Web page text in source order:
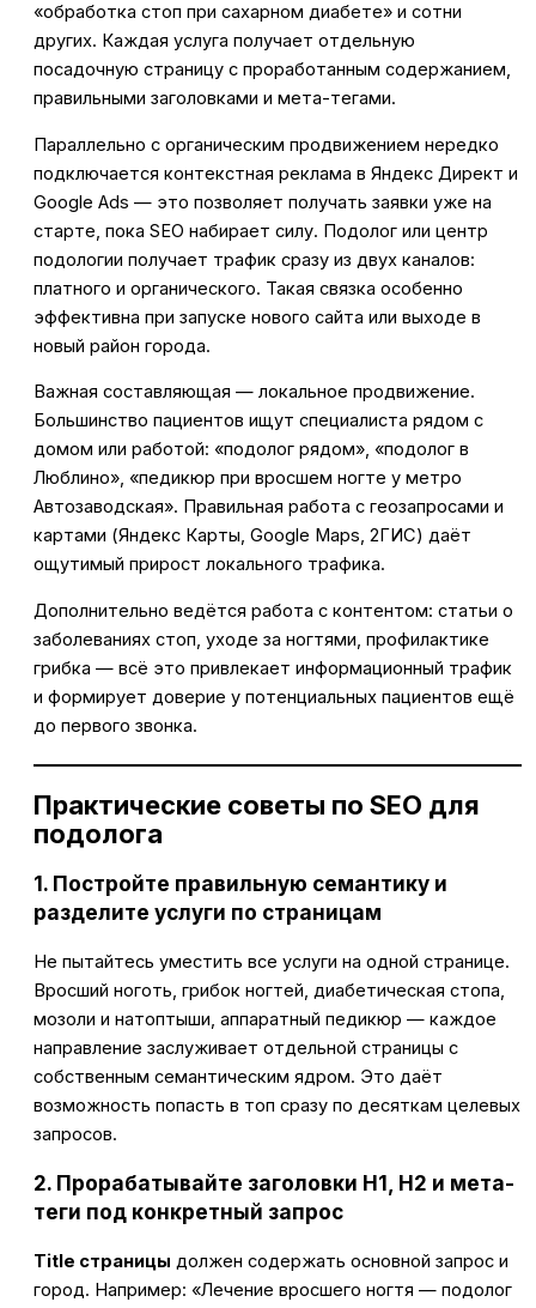
«обработка стоп при сахарном диабете» и сотни
других. Каждая услуга получает отдельную
посадочную страницу с проработанным содержанием,
правильными заголовками и мета-тегами.
Параллельно с органическим продвижением нередко
подключается контекстная реклама в Яндекс Директ и
Google Ads — это позволяет получать заявки уже на
старте, пока SEO набирает силу. Подолог или центр
подологии получает трафик сразу из двух каналов:
платного и органического. Такая связка особенно
эффективна при запуске нового сайта или выходе в
новый район города.
Важная составляющая — локальное продвижение.
Большинство пациентов ищут специалиста рядом с
домом или работой: «подолог рядом», «подолог в
Люблино», «педикюр при вросшем ногте у метро
Автозаводская». Правильная работа с геозапросами и
картами (Яндекс Карты, Google Maps, 2ГИС) даёт
ощутимый прирост локального трафика.
Дополнительно ведётся работа с контентом: статьи о
заболеваниях стоп, уходе за ногтями, профилактике
грибка — всё это привлекает информационный трафик
и формирует доверие у потенциальных пациентов ещё
до первого звонка.
Практические советы по SEO для
подолога
1. Постройте правильную семантику и
разделите услуги по страницам
Не пытайтесь уместить все услуги на одной странице.
Вросший ноготь, грибок ногтей, диабетическая стопа,
мозоли и натоптыши, аппаратный педикюр — каждое
направление заслуживает отдельной страницы с
собственным семантическим ядром. Это даёт
возможность попасть в топ сразу по десяткам целевых
запросов.
2. Прорабатывайте заголовки H1, H2 и мета-
теги под конкретный запрос
Title страницы должен содержать основной запрос и
город. Например: «Лечение вросшего ногтя — подолог